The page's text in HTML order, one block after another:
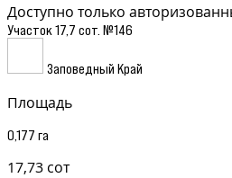
Доступно только
Участок 17,7 сот. №146
Заповедный Край
Площадь
0,177 га
17,73 сот